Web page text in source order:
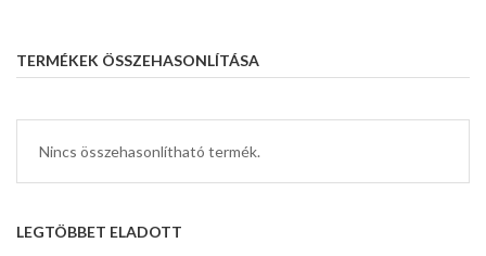
TERMÉKEK ÖSSZEHASONLÍTÁSA
Nincs összehasonlítható termék.
LEGTÖBBET ELADOTT